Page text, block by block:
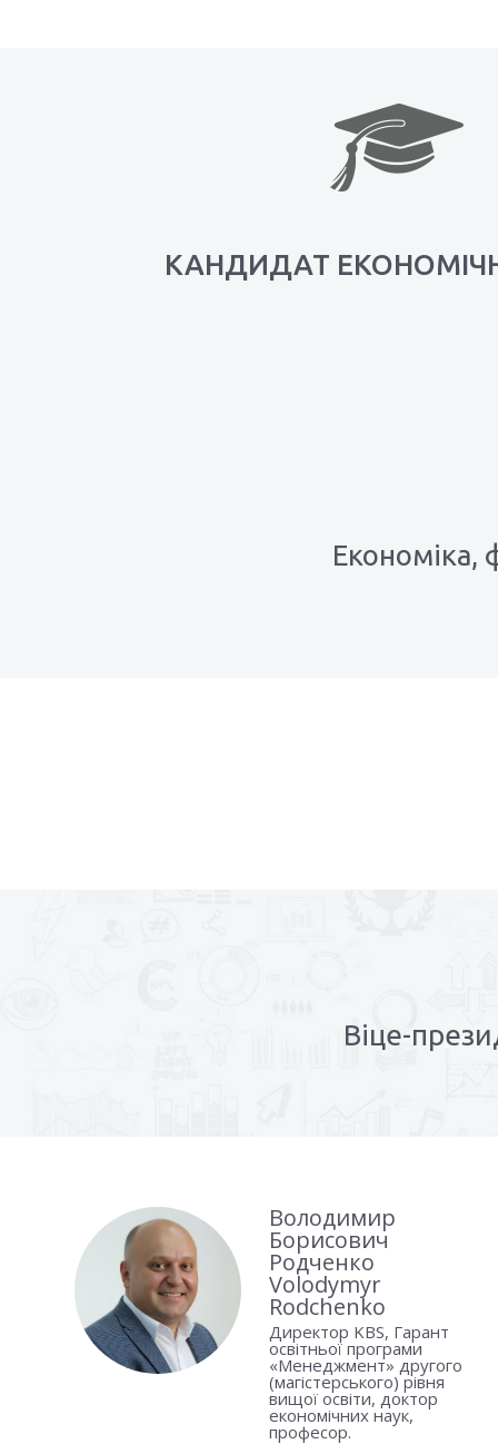
КАНДИДАТ
Економіка,
Віце-
Володимир
Борисович
Родченко
Volodymyr
Rodchenko
Директор KBS, Гарант
освітньої програми
«Менеджмент» другого
(магістерського) рівня
вищої освіти, доктор
економічних наук,
професор.